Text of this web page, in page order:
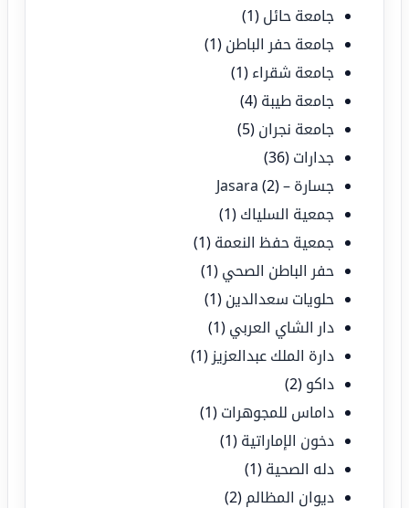
جامعة حائل (1)
جامعة حفر الباطن (1)
جامعة شقراء (1)
جامعة طيبة (4)
جامعة نجران (5)
جدارات (36)
جسارة – Jasara(2)
جمعية السلياك (1)
جمعية حفظ النعمة (1)
حفر الباطن الصحي (1)
حلويات سعدالدين (1)
دار الشاي العربي (1)
دارة الملك عبدالعزيز (1)
داكو (2)
داماس للمجوهرات (1)
دخون الإماراتية (1)
دله الصحية (1)
ديوان المظالم (2)